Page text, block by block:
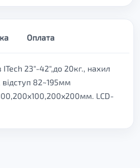
Оплата
23"-42",до 20кг., нахил
відступ 82~195мм
LCD-